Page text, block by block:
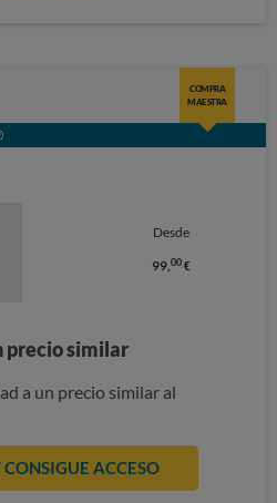
COMPRA
MAESTRA
Desde
99,00€
precio similar
a un precio similar al
CONSIGUE ACCESO